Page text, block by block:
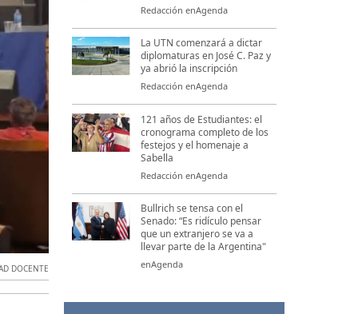
DOCENTE
Redacción enAgenda
La UTN comenzará a dictar
diplomaturas en José C. Paz y
ya abrió la inscripción
Redacción enAgenda
121 años de Estudiantes: el
cronograma completo de los
festejos y el homenaje a
Sabella
Redacción enAgenda
Bullrich se tensa con el
Senado: “Es ridículo pensar
que un extranjero se va a
llevar parte de la Argentina"
enAgenda